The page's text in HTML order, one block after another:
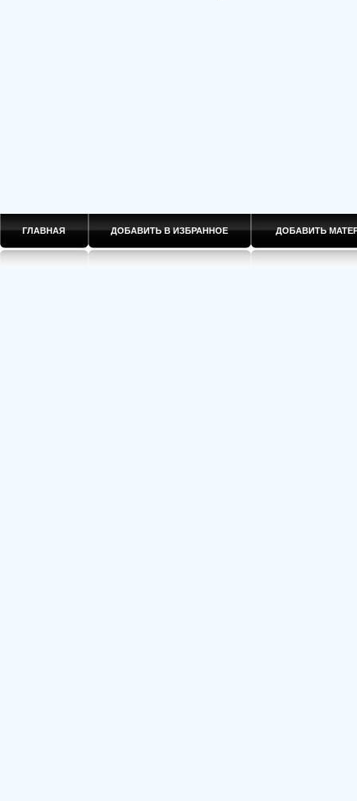
ГЛАВНАЯ ДОБАВИТЬ В ИЗБРАННОЕ ДОБАВИТЬ